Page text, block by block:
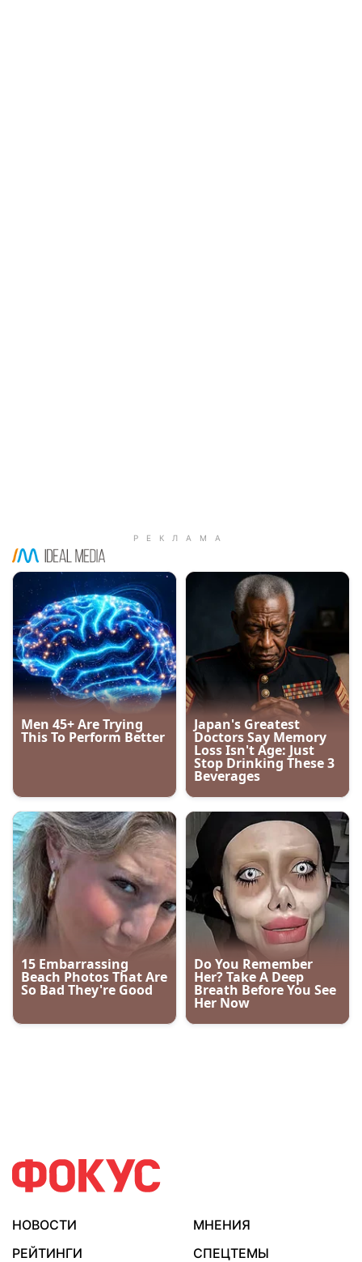
НОВОСТИ
МНЕНИЯ
РЕЙТИНГИ
СПЕЦТЕМЫ